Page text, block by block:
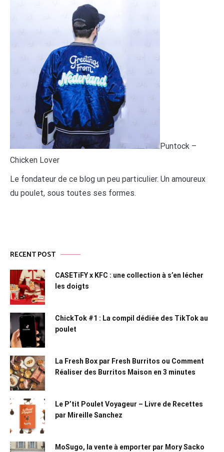
Puntock –
Chicken Lover
Le fondateur de ce blog un peu particulier. Un amoureux
du poulet, sous toutes ses formes.
RECENT POST
CASETiFY x KFC : une collection à s’en lécher
les doigts
ChickTok #1 : La compil dédiée des TikTok au
poulet
La Fresh Box par Fresh Burritos ou Comment
Réaliser des Burritos Maison en 3 minutes
Le P’tit Poulet Voyageur – Livre de Recettes
par Mireille Sanchez
MoSugo, la vente à emporter par Mory Sacko